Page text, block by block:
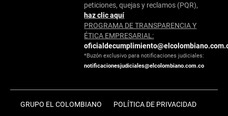
peticiones, quejas y reclamos (PQR),
haz clic aquí
PROGRAMA DE TRANSPARENCIA Y
ÉTICA EMPRESARIAL:
*Buzón exclusivo para notificaciones judiciales:
notificacionesjudiciales@elcolombiano.com.co
GRUPO EL COLOMBIANO POLÍTICA DE PRIVACIDAD